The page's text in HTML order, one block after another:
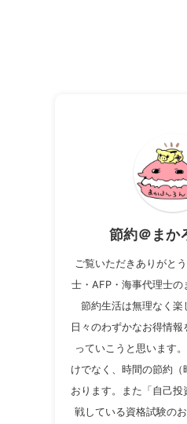
節約＠まか
ご覧いただきありがと
士・AFP・海事代理士の
節約生活は無理なく楽
日々のわずかなお得情
っていこうと思います
けでなく、時間の節約（
おります。また「自己
戦している資格試験の